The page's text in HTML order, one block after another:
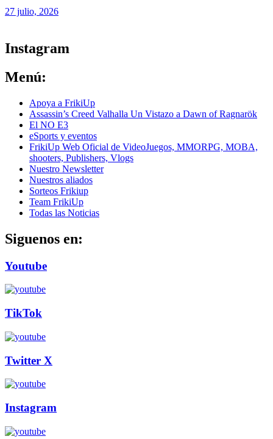
27 julio, 2026
Instagram
Menú:
Apoya a FrikiUp
Assassin’s Creed Valhalla Un Vistazo a Dawn of Ragnarök
El NO E3
eSports y eventos
FrikiUp Web Oficial de VideoJuegos, MMORPG, MOBA,
shooters, Publishers, Vlogs
Nuestro Newsletter
Nuestros aliados
Sorteos Frikiup
Team FrikiUp
Todas las Noticias
Siguenos en:
Youtube
TikTok
Twitter X
Instagram